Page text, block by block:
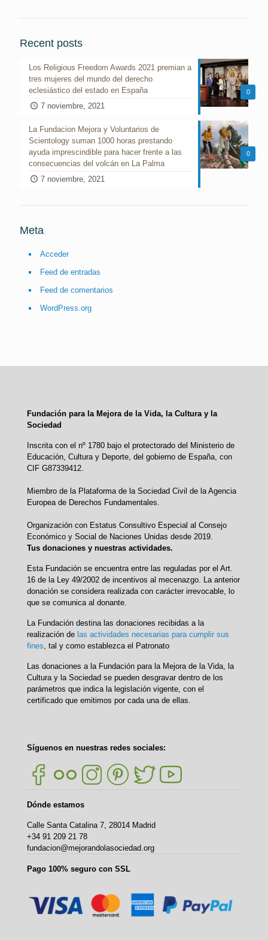
Recent posts
0
Los Religious Freedom Awards 2021 premian a
tres mujeres del mundo del derecho
eclesiástico del estado en España
7 noviembre, 2021
0
La Fundacion Mejora y Voluntarios de
Scientology suman 1000 horas prestando
ayuda imprescindible para hacer frente a las
consecuencias del volcán en La Palma
7 noviembre, 2021
Meta
Acceder
Feed de entradas
Feed de comentarios
WordPress.org
Fundación para la Mejora de la Vida, la Cultura y la
Sociedad
Inscrita con el nº 1780 bajo el protectorado del Ministerio de
Educación, Cultura y Deporte, del gobierno de España, con
CIF G87339412.
Miembro de la Plataforma de la Sociedad Civil de la Agencia
Europea de Derechos Fundamentales.
Organización con Estatus Consultivo Especial al Consejo
Económico y Social de Naciones Unidas desde 2019.
Tus donaciones y nuestras actividades.
Esta Fundación se encuentra entre las reguladas por el Art.
16 de la Ley 49/2002 de incentivos al mecenazgo. La anterior
donación se considera realizada con carácter irrevocable, lo
que se comunica al donante.
La Fundación destina las donaciones recibidas a la
realización de las actividades necesarias para cumplir sus
fines, tal y como establezca el Patronato
Las donaciones a la Fundación para la Mejora de la Vida, la
Cultura y la Sociedad se pueden desgravar dentro de los
parámetros que indica la legislación vigente, con el
certificado que emitimos por cada una de ellas.
Síguenos en nuestras redes sociales:
Dónde estamos
Calle Santa Catalina 7, 28014 Madrid
+34 91 209 21 78
fundacion@mejorandolasociedad.org
Pago 100% seguro con SSL